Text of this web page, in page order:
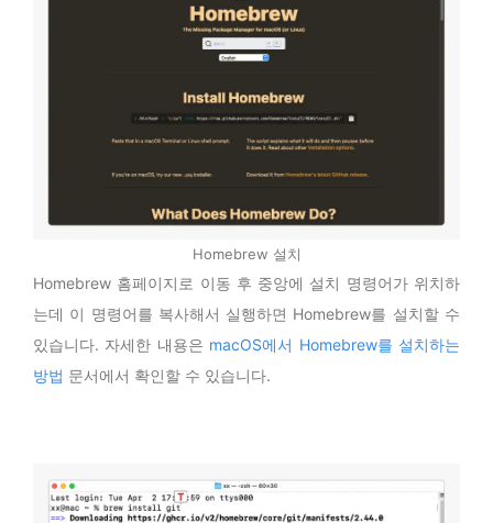
Homebrew 설치
Homebrew 홈페이지로 이동 후 중앙에 설치 명령어가 위치하
는데 이 명령어를 복사해서 실행하면 Homebrew를 설치할 수
있습니다. 자세한 내용은 macOS에서 Homebrew를 설치하는
방법 문서에서 확인할 수 있습니다.